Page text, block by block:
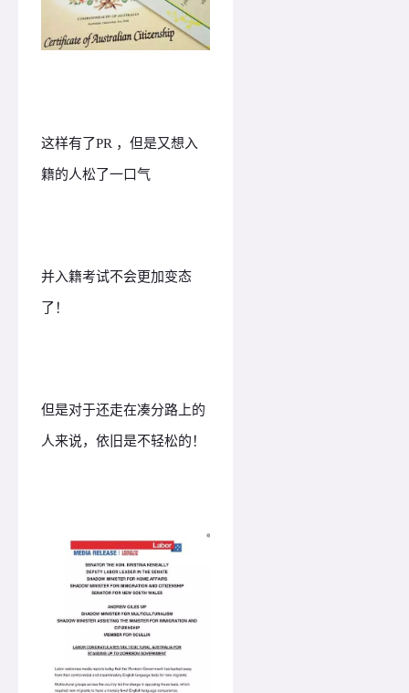
这样有了PR ，但是又想入
籍的人松了一口气
并入籍考试不会更加变态
了！
但是对于还走在凑分路上的
人来说，依旧是不轻松的！